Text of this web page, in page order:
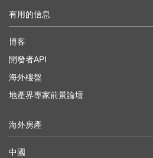
有用的信息
博客
開發者API
海外樓盤
地產界專家前景論壇
海外房產
中國